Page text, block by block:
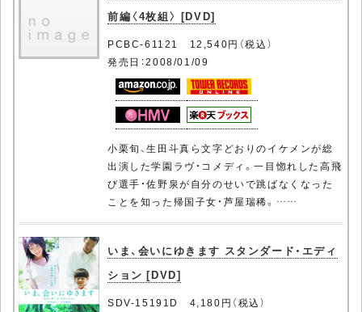
前編〈4枚組〉 [DVD]
PCBC-61121 12,540円（税込）
発売日：2008/01/09
小栗旬、生田斗真ら文字どおりのイケメンが総
出演した学園ラヴ・コメディ。一目惚れした高飛
び選手・佐野泉が自分のせいで跳ばなくなった
ことを知った帰国子女・芦屋瑞稀。……
いま、会いにゆきます スタンダード・エディ
ション [DVD]
SDV-15191D 4,180円（税込）